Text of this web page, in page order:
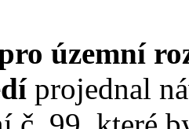
územní
projednal